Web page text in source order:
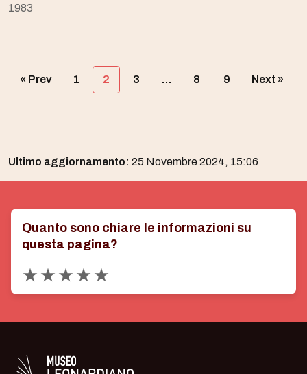
1983
« Prev 1 2 3 … 8 9 Next »
Ultimo aggiornamento: 25 Novembre 2024, 15:06
Quanto sono chiare le informazioni su
questa pagina?